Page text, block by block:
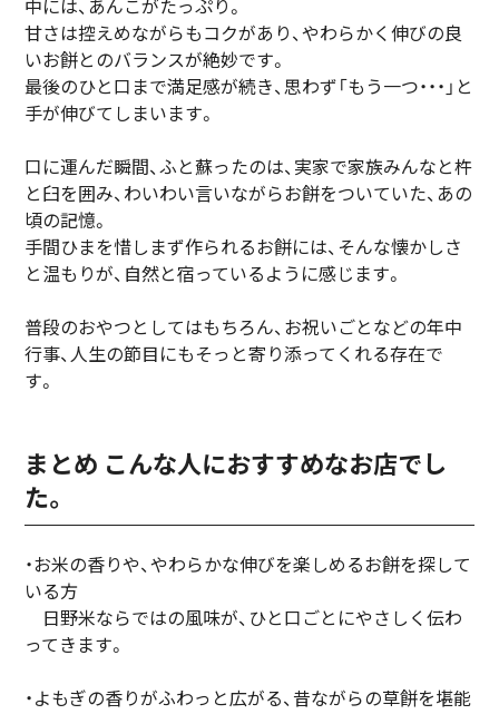
中には、あんこがたっぷり。
甘さは控えめながらもコクがあり、やわらかく伸びの良
いお餅とのバランスが絶妙です。
最後のひと口まで満足感が続き、思わず「もう一つ・・・」と
手が伸びてしまいます。
口に運んだ瞬間、ふと蘇ったのは、実家で家族みんなと杵
と臼を囲み、わいわい言いながらお餅をついていた、あの
頃の記憶。
手間ひまを惜しまず作られるお餅には、そんな懐かしさ
と温もりが、自然と宿っているように感じます。
普段のおやつとしてはもちろん、お祝いごとなどの年中
行事、人生の節目にもそっと寄り添ってくれる存在で
す。
まとめ こんな人におすすめなお店でし
た。
・お米の香りや、やわらかな伸びを楽しめるお餅を探して
いる方
日野米ならではの風味が、ひと口ごとにやさしく伝わ
ってきます。
・よもぎの香りがふわっと広がる、昔ながらの草餅を堪能